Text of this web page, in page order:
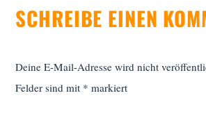
SCHREIBE EINEN
Deine E-Mail-Adresse wird nicht
Felder sind mit * markiert